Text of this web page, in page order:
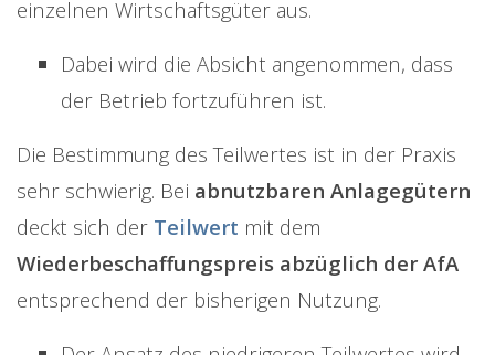
einzelnen Wirtschaftsgüter aus.
Dabei wird die Absicht angenommen, dass
der Betrieb fortzuführen ist.
Die Bestimmung des Teilwertes ist in der Praxis
sehr schwierig. Bei abnutzbaren Anlagegütern
deckt sich der Teilwert mit dem
Wiederbeschaffungspreis abzüglich der AfA
entsprechend der bisherigen Nutzung.